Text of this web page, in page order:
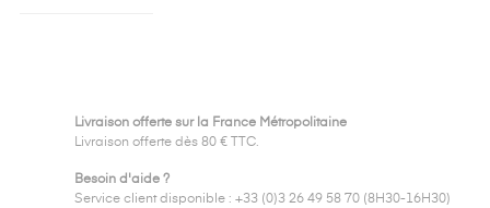
Livraison offerte sur la France Métropolitaine
Livraison offerte dès 80 € TTC.
Besoin d'aide ?
Service client disponible : +33 (0)3 26 49 58 70 (8H30-16H30)